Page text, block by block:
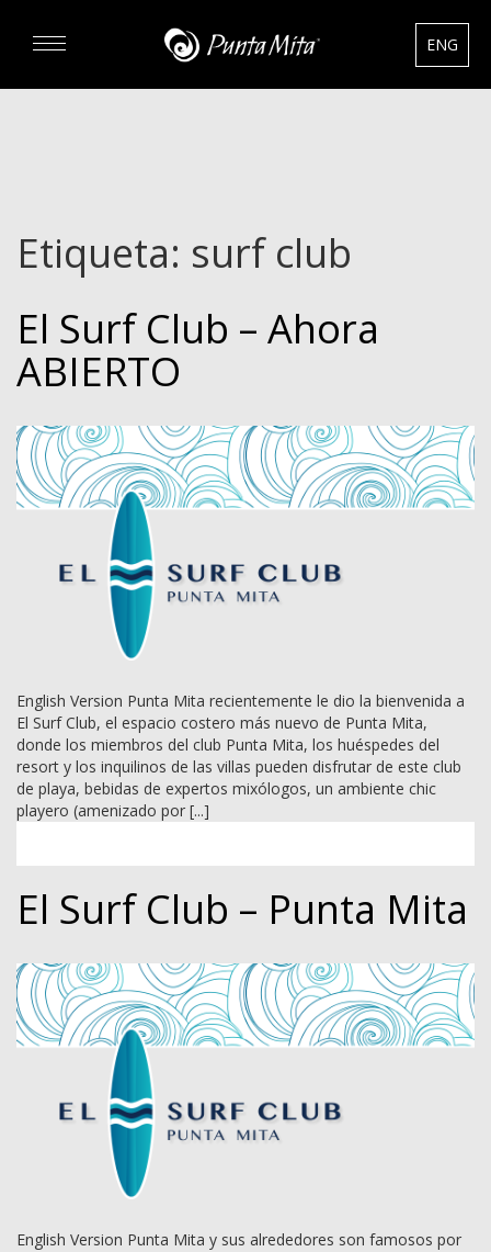
RENTAS
BIENES RAÍCES
ENG
Etiqueta: surf club
El Surf Club – Ahora
ABIERTO
English Version Punta Mita recientemente le dio la bienvenida a
El Surf Club, el espacio costero más nuevo de Punta Mita,
donde los miembros del club Punta Mita, los huéspedes del
resort y los inquilinos de las villas pueden disfrutar de este club
de playa, bebidas de expertos mixólogos, un ambiente chic
playero (amenizado por [...]
El Surf Club – Punta Mita
English Version Punta Mita y sus alrededores son famosos por